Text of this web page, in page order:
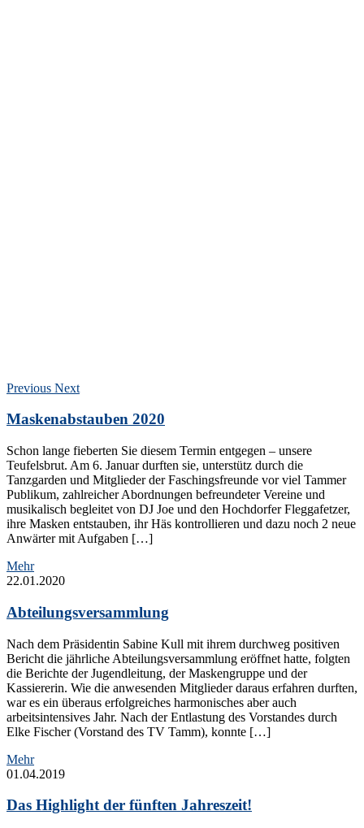
Previous Next
Maskenabstauben 2020
Schon lange fieberten Sie diesem Termin entgegen – unsere
Teufelsbrut. Am 6. Januar durften sie, unterstütz durch die
Tanzgarden und Mitglieder der Faschingsfreunde vor viel Tammer
Publikum, zahlreicher Abordnungen befreundeter Vereine und
musikalisch begleitet von DJ Joe und den Hochdorfer Fleggafetzer,
ihre Masken entstauben, ihr Häs kontrollieren und dazu noch 2 neue
Anwärter mit Aufgaben […]
Mehr
22.01.2020
Abteilungsversammlung
Nach dem Präsidentin Sabine Kull mit ihrem durchweg positiven
Bericht die jährliche Abteilungsversammlung eröffnet hatte, folgten
die Berichte der Jugendleitung, der Maskengruppe und der
Kassiererin. Wie die anwesenden Mitglieder daraus erfahren durften,
war es ein überaus erfolgreiches harmonisches aber auch
arbeitsintensives Jahr. Nach der Entlastung des Vorstandes durch
Elke Fischer (Vorstand des TV Tamm), konnte […]
Mehr
01.04.2019
Das Highlight der fünften Jahreszeit!